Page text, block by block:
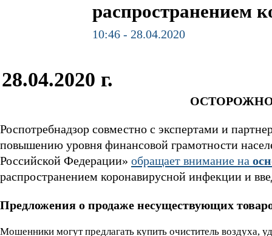
распространением
10:46 - 28.04.2020
28.04.2020 г.
Роспотребнадзор совместно с экспертами и
повышению уровня финансовой грамотности
Российской Федерации» обращает внимание на
распространением коронавирусной инфекции и
Предложения о продаже несуществующих
Мошенники могут предлагать купить очиститель воздуха,